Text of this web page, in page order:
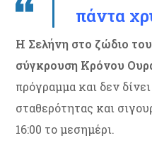
πάντα
Η Σελήνη στο ζώδιο
σύγκρουση Κρόνου
πρόγραμμα και δεν
σταθερότητας και
16:00 το μεσημέρι.